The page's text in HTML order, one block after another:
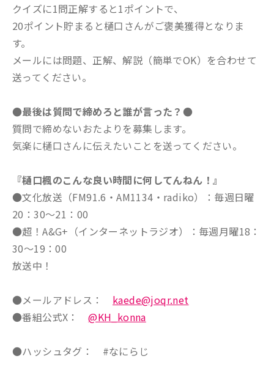
クイズに1問正解すると1ポイントで、
20ポイント貯まると樋口さんがご褒美獲得となりま
す。
メールには問題、正解、解説（簡単でOK）を合わせて
送ってください。
●最後は質問で締めろと誰が言った？●
質問で締めないおたよりを募集します。
気楽に樋口さんに伝えたいことを送ってください。
『樋口楓のこんな良い時間に何してんねん！』
●文化放送（FM91.6・AM1134・radiko）：毎週日曜
20：30～21：00
●超！A&G+（インターネットラジオ）：毎週月曜18：
30～19：00
放送中！
●メールアドレス： kaede@joqr.net
●番組公式X：@KH_konna
●ハッシュタグ： #なにらじ